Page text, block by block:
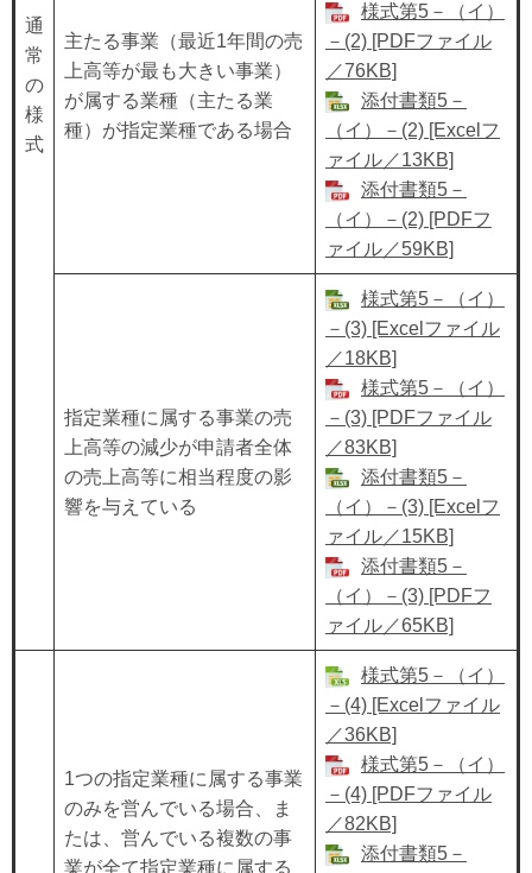
通
常
の
様
式
主たる事業（最近1年間の売
上高等が最も大きい事業）
が属する業種（主たる業
種）が指定業種である場合
様式第5－（イ）
－(2) [PDFファイル
／76KB]
添付書類5－
（イ）－(2) [Excelフ
ァイル／13KB]
添付書類5－
（イ）－(2) [PDFフ
ァイル／59KB]
指定業種に属する事業の売
上高等の減少が申請者全体
の売上高等に相当程度の影
響を与えている
様式第5－（イ）
－(3) [Excelファイル
／18KB]
様式第5－（イ）
－(3) [PDFファイル
／83KB]
添付書類5－
（イ）－(3) [Excelフ
ァイル／15KB]
添付書類5－
（イ）－(3) [PDFフ
ァイル／65KB]
1つの指定業種に属する事業
のみを営んでいる場合、ま
たは、営んでいる複数の事
業が全て指定業種に属する
様式第5－（イ）
－(4) [Excelファイル
／36KB]
様式第5－（イ）
－(4) [PDFファイル
／82KB]
添付書類5－